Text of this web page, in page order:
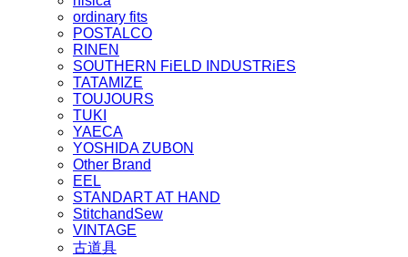
ordinary fits
POSTALCO
RINEN
SOUTHERN FiELD INDUSTRiES
TATAMIZE
TOUJOURS
TUKI
YAECA
YOSHIDA ZUBON
Other Brand
EEL
STANDART AT HAND
StitchandSew
VINTAGE
古道具